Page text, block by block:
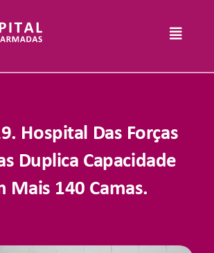
Toggle
Informações Legais
Hospital Das Forças
Duplica Capacidade
Mais 140 Camas.